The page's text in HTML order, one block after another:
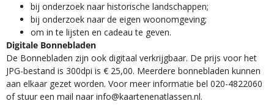
​bij onderzoek naar historische landschappen;
bij onderzoek naar de eigen woonomgeving;
om in te lijsten en cadeau te geven.
Digitale Bonnebladen
De Bonnebladen zijn ook digitaal verkrijgbaar. De prijs voor het
JPG-bestand is 300dpi is € 25,00. Meerdere bonnebladen kunnen
aan elkaar gezet worden. Voor meer informatie bel 020-4822060
of stuur een mail naar info@kaartenenatlassen.nl.